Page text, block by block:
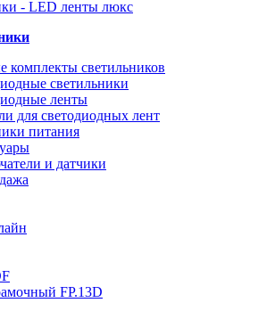
комплекты светильников
светильники
ленты
для светодиодных лент
питания
и датчики